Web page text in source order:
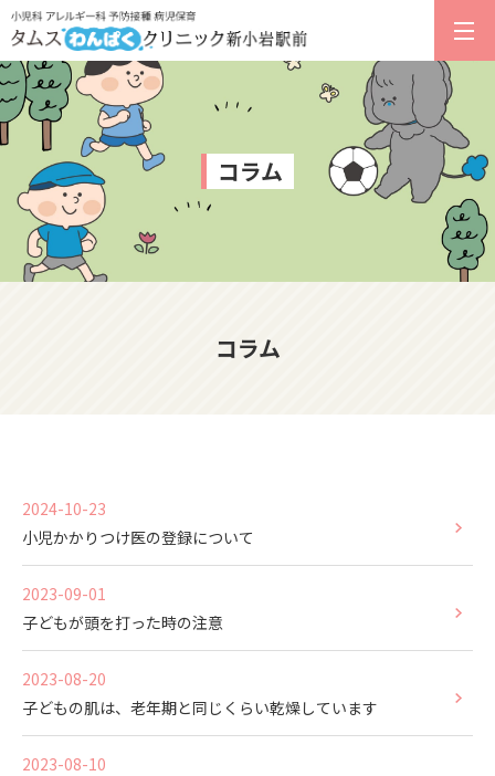
コラム
コラム
2024-10-23
小児かかりつけ医の登録について
2023-09-01
子どもが頭を打った時の注意
2023-08-20
子どもの肌は、老年期と同じくらい乾燥しています
2023-08-10